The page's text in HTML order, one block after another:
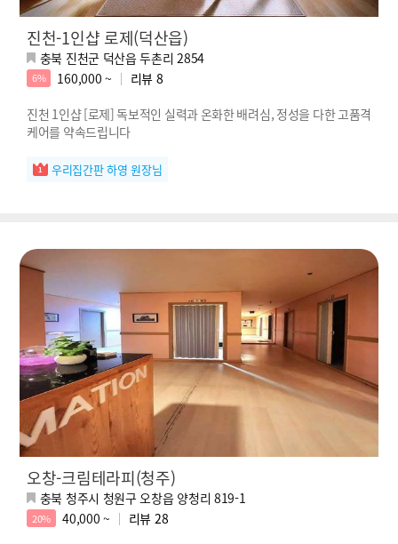
진천-1인샵 로제(덕산읍)
충북 진천군 덕산읍 두촌리 2854
6% 160,000 ~ 리뷰 8
진천 1인샵 [로제] 독보적인 실력과 온화한 배려심, 정성을 다한 고품격
케어를 약속드립니다
우리집간판 하영 원장님
오창-크림테라피(청주)
충북 청주시 청원구 오창읍 양청리 819-1
20% 40,000 ~ 리뷰 28